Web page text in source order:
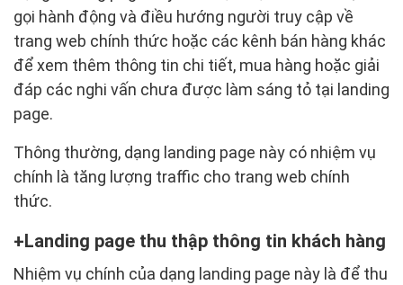
gọi hành động và điều hướng người truy cập về
trang web chính thức hoặc các kênh bán hàng khác
để xem thêm thông tin chi tiết, mua hàng hoặc giải
đáp các nghi vấn chưa được làm sáng tỏ tại landing
page.
Thông thường, dạng landing page này có nhiệm vụ
chính là tăng lượng traffic cho trang web chính
thức.
Landing page thu thập thông tin khách hàng
Nhiệm vụ chính của dạng landing page này là để thu